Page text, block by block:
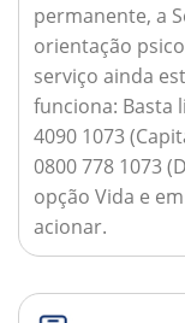
permanente, a
orientação
serviço ainda
funciona: Basta
4090 1073
0800 778 1073
opção Vida e
acionar.